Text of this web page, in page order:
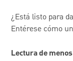
¿Está listo para
Entérese cómo
Lectura de